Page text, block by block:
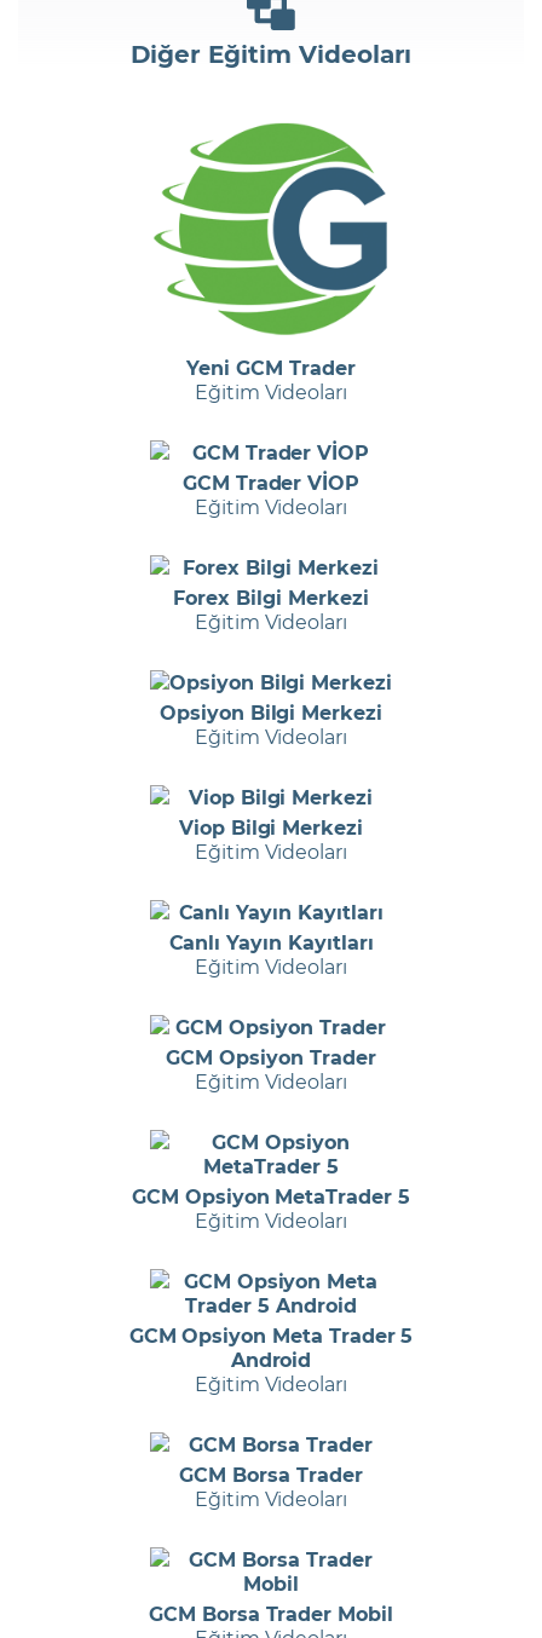
Diğer Eğitim Videoları
Yeni GCM Trader
Eğitim Videoları
GCM Trader VİOP
Eğitim Videoları
Forex Bilgi Merkezi
Eğitim Videoları
Opsiyon Bilgi Merkezi
Eğitim Videoları
Viop Bilgi Merkezi
Eğitim Videoları
Canlı Yayın Kayıtları
Eğitim Videoları
GCM Opsiyon Trader
Eğitim Videoları
GCM Opsiyon MetaTrader 5
Eğitim Videoları
GCM Opsiyon Meta Trader 5
Android
Eğitim Videoları
GCM Borsa Trader
Eğitim Videoları
GCM Borsa Trader Mobil